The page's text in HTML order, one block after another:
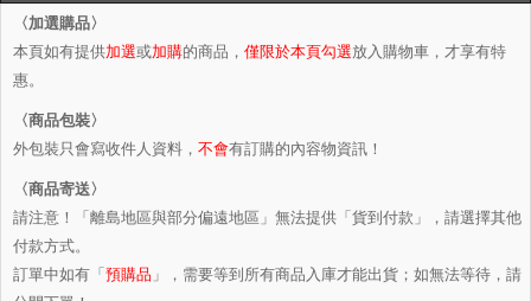
〈加選購品〉
本頁如有提供加選或加購的商品， 僅限於本頁勾選放入購物車，才享有特
惠。
〈商品包裝〉
外包裝只會寫收件人資料， 不會有訂購的內容物資訊！
〈商品寄送〉
請注意！「離島地區與部分偏遠地區」無法提供「貨到付款」，請選擇其他
付款方式。
訂單中如有「預購品 」，需要等到所有商品入庫才能出貨；如無法等待，請